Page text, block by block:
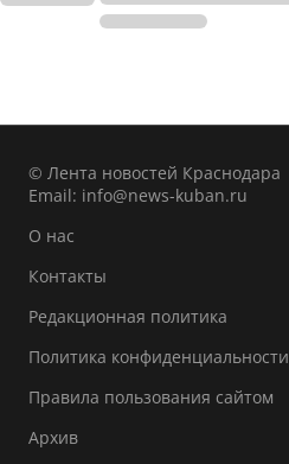
© Лента новостей Краснодара
Email: info@news-kuban.ru
О нас
Контакты
Редакционная политика
Политика конфиденциальности
Правила пользования сайтом
Архив